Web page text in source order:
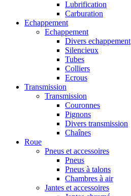
Lubrification
Carburation
Echappement
Echappement
Divers echappement
Silencieux
Tubes
Colliers
Ecrous
Transmission
Transmission
Couronnes
Pignons
Divers transmission
Chaînes
Roue
Pneus et accessoires
Pneus
Pneus à talons
Chambres à air
Jantes et accessoires